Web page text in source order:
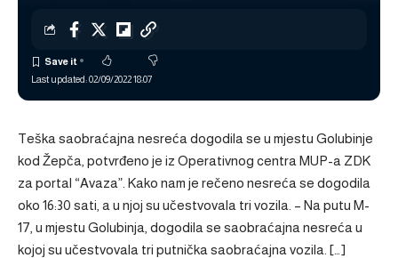
Last updated: 02/09/2022 18:07
Teška saobraćajna nesreća dogodila se u mjestu Golubinje
kod Žepča, potvrđeno je iz Operativnog centra MUP-a ZDK
za portal “Avaza”. Kako nam je rečeno nesreća se dogodila
oko 16:30 sati, a u njoj su učestvovala tri vozila. – Na putu M-
17, u mjestu Golubinja, dogodila se saobraćajna nesreća u
kojoj su učestvovala tri putnička saobraćajna vozila. […]